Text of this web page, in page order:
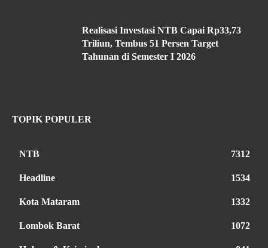
Realisasi Investasi NTB Capai Rp33,73
Triliun, Tembus 51 Persen Target
Tahunan di Semester I 2026
TOPIK POPULER
NTB 7312
Headline 1534
Kota Mataram 1332
Lombok Barat 1072